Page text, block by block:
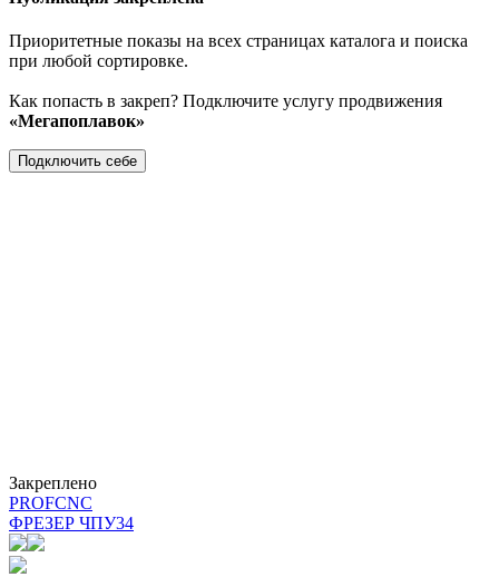
Приоритетные показы на всех страницах каталога и поиска
при любой сортировке.
Как попасть в закреп? Подключите услугу продвижения
«Мегапоплавок»
Подключить себе
Закреплено
PROFCNC
ФРЕЗЕР ЧПУ34